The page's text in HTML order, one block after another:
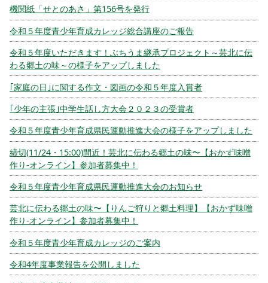
機関紙「せとのあさ」第156号を発行
令和５年度青少年育成カレッジ総合講座のご報告
令和５年度いただきます！ぶちうま継承プロジェクト～芸北に伝
わる郷土の味～の様子をアップしました
｢家庭の日｣に関する作文・図画の令和５年度入賞者
｢少年の主張｣中学生話し方大会２０２３の受賞者
令和５年度青少年育成県民運動推進大会の様子をアップしました
締切(11/24・15:00)間近！芸北に伝わる郷土の味〜【おかず味噌
作り-オンライン】参加者募集中！
令和５年度青少年育成県民運動推進大会のお知らせ
芸北に伝わる郷土の味〜【りんご狩りと郷土料理】【おかず味噌
作り-オンライン】参加者募集中！
令和５年度青少年育成カレッジのご案内
令和4年度事業報告を公開しました